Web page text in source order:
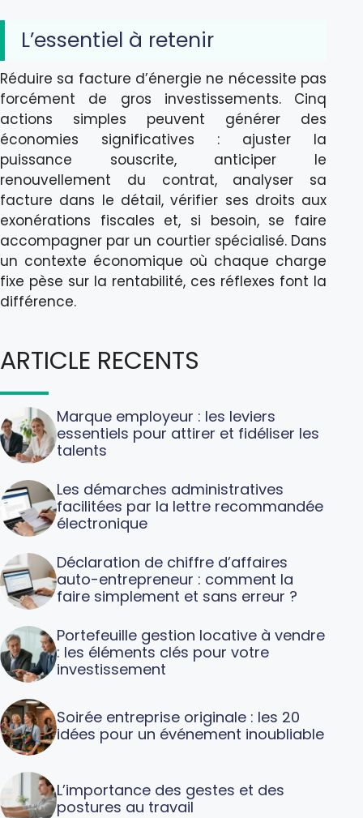
L’essentiel à retenir
Réduire sa facture d’énergie ne nécessite pas
forcément de gros investissements. Cinq
actions simples peuvent générer des
économies significatives : ajuster la
puissance souscrite, anticiper le
renouvellement du contrat, analyser sa
facture dans le détail, vérifier ses droits aux
exonérations fiscales et, si besoin, se faire
accompagner par un courtier spécialisé. Dans
un contexte économique où chaque charge
fixe pèse sur la rentabilité, ces réflexes font la
différence.
ARTICLE RECENTS
Marque employeur : les leviers
essentiels pour attirer et fidéliser les
talents
Les démarches administratives
facilitées par la lettre recommandée
électronique
Déclaration de chiffre d’affaires
auto-entrepreneur : comment la
faire simplement et sans erreur ?
Portefeuille gestion locative à vendre
: les éléments clés pour votre
investissement
Soirée entreprise originale : les 20
idées pour un événement inoubliable
L’importance des gestes et des
postures au travail